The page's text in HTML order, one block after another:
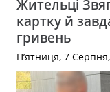
Жительці
картку й
гривень
П’ятниця, 7